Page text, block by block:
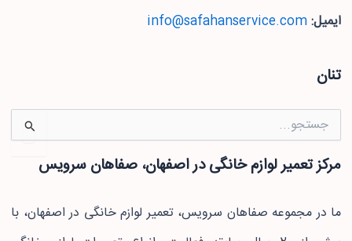
ایمیل: info@safahanservice.com
تنان
جستجو
برای:
مرکز تعمیر لوازم خانگی در اصفهان، صفاهان سرویس
ما در مجموعه صفاهان سرویس، تعمیر لوازم خانگی در اصفهان، با